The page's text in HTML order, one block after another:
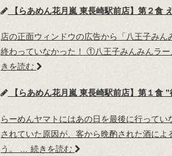
【らあめん花月嵐 東長崎駅前店】第２食
店の正面ウィンドウの広告から「八王子み
終わっていなかった！ ①八王子みんみんラ
きを読む
【らあめん花月嵐 東長崎駅前店】第１食
らーめんヤマトにはあの日を最後に行って
されていた原因が、客から晩酌された酒に
う。 … 続きを読む